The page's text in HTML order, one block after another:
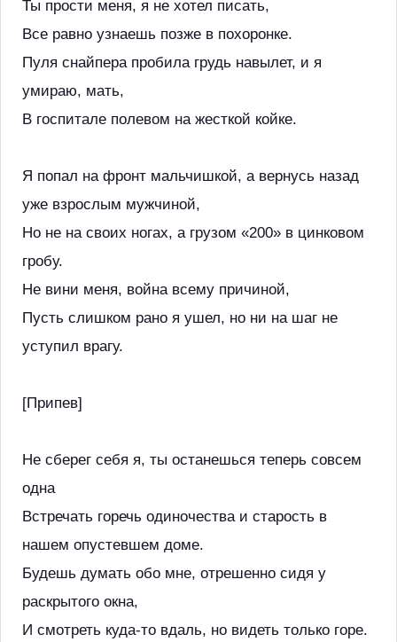
Ты прости меня, я не хотел писать,
Все равно узнаешь позже в похоронке.
Пуля снайпера пробила грудь навылет, и я
умираю, мать,
В госпитале полевом на жесткой койке.
Я попал на фронт мальчишкой, а вернусь назад
уже взрослым мужчиной,
Но не на своих ногах, а грузом «200» в цинковом
гробу.
Не вини меня, война всему причиной,
Пусть слишком рано я ушел, но ни на шаг не
уступил врагу.
[Припев]
Не сберег себя я, ты останешься теперь совсем
одна
Встречать горечь одиночества и старость в
нашем опустевшем доме.
Будешь думать обо мне, отрешенно сидя у
раскрытого окна,
И смотреть куда-то вдаль, но видеть только горе.